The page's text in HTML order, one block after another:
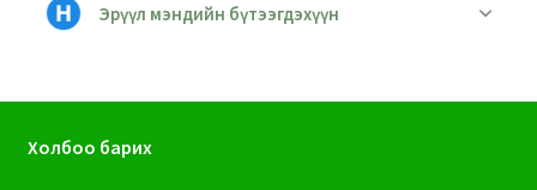
Эрүүл мэндийн бүтээгдэхүүн
Холбоо барих